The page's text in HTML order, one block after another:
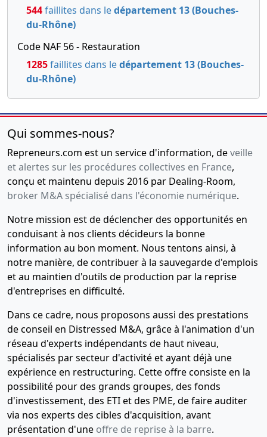
544faillites dans ledépartement 13 (Bouches-
du-Rhône)
Code NAF 56 - Restauration
1285faillites dans ledépartement 13 (Bouches-
du-Rhône)
Qui sommes-nous?
Repreneurs.com est un service d'information, deveille
et alertes sur les procédures collectives en France,
conçu et maintenu depuis 2016 par Dealing-Room,
broker M&A spécialisé dans l'économie numérique.
Notre mission est de déclencher des opportunités en
conduisant à nos clients décideurs la bonne
information au bon moment. Nous tentons ainsi, à
notre manière, de contribuer à la sauvegarde d'emplois
et au maintien d'outils de production par la reprise
d'entreprises en difficulté.
Dans ce cadre, nous proposons aussi des prestations
de conseil en Distressed M&A, grâce à l'animation d'un
réseau d'experts indépendants de haut niveau,
spécialisés par secteur d'activité et ayant déjà une
expérience en restructuring. Cette offre consiste en la
possibilité pour des grands groupes, des fonds
d'investissement, des ETI et des PME, de faire auditer
via nos experts des cibles d'acquisition, avant
présentation d'une offre de reprise à la barre.